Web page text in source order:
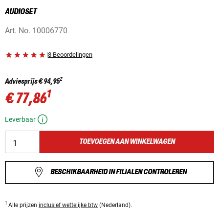
AUDIOSET
Art. No. 10006770
|8 Beoordelingen
Adviesprijs€ 94,952
€ 77,861
Leverbaar
TOEVOEGEN AAN WINKELWAGEN
BESCHIKBAARHEID IN FILIALEN CONTROLEREN
1 Alle prijzen inclusief wettelijke btw (Nederland).